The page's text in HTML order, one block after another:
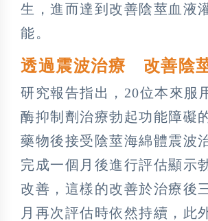
生，進而達到改善陰莖血液
能。
透過震波治療 改善陰
研究報告指出，20位本來服
酶抑制劑治療勃起功能障礙
藥物後接受陰莖海綿體震波
完成一個月後進行評估顯示
改善，這樣的改善於治療後
月再次評估時依然持續，此